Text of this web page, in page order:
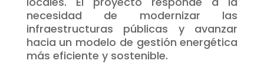
necesidad de modernizar las
infraestructuras públicas y avanzar
hacia un modelo de gestión energética
más eficiente y sostenible.